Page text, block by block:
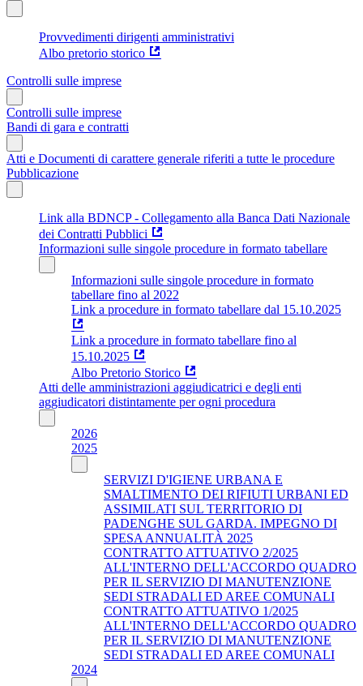
Provvedimenti dirigenti amministrativi
Albo pretorio storico
Controlli sulle imprese
Controlli sulle imprese
Bandi di gara e contratti
Atti e Documenti di carattere generale riferiti a tutte le procedure
Pubblicazione
Link alla BDNCP - Collegamento alla Banca Dati Nazionale
dei Contratti Pubblici
Informazioni sulle singole procedure in formato tabellare
Informazioni sulle singole procedure in formato
tabellare fino al 2022
Link a procedure in formato tabellare dal 15.10.2025
Link a procedure in formato tabellare fino al
15.10.2025
Albo Pretorio Storico
Atti delle amministrazioni aggiudicatrici e degli enti
aggiudicatori distintamente per ogni procedura
2026
2025
SERVIZI D'IGIENE URBANA E
SMALTIMENTO DEI RIFIUTI URBANI ED
ASSIMILATI SUL TERRITORIO DI
PADENGHE SUL GARDA. IMPEGNO DI
SPESA ANNUALITÀ 2025
CONTRATTO ATTUATIVO 2/2025
ALL'INTERNO DELL'ACCORDO QUADRO
PER IL SERVIZIO DI MANUTENZIONE
SEDI STRADALI ED AREE COMUNALI
CONTRATTO ATTUATIVO 1/2025
ALL'INTERNO DELL'ACCORDO QUADRO
PER IL SERVIZIO DI MANUTENZIONE
SEDI STRADALI ED AREE COMUNALI
2024